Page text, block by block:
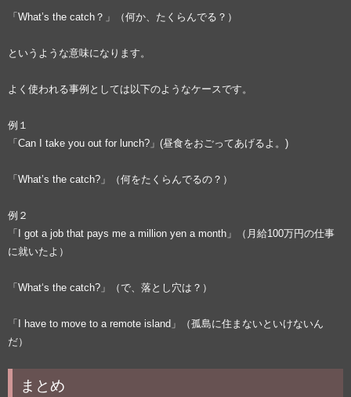
「What’s the catch？」（何か、たくらんでる？）
というような意味になります。
よく使われる事例としては以下のようなケースです。
例１
「Can I take you out for lunch?」(昼食をおごってあげるよ。)
「What’s the catch?」（何をたくらんでるの？）
例２
「I got a job that pays me a million yen a month」（月給100万円の仕事
に就いたよ）
「What‘s the catch?」（で、落とし穴は？）
「I have to move to a remote island」（孤島に住まないといけないん
だ）
まとめ